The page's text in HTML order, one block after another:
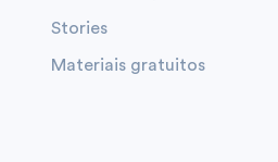
Stories
Materiais gratuitos